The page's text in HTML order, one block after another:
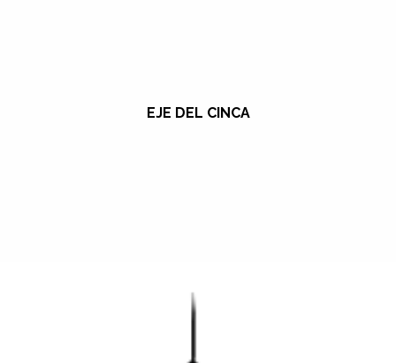
EJE DEL CINCA